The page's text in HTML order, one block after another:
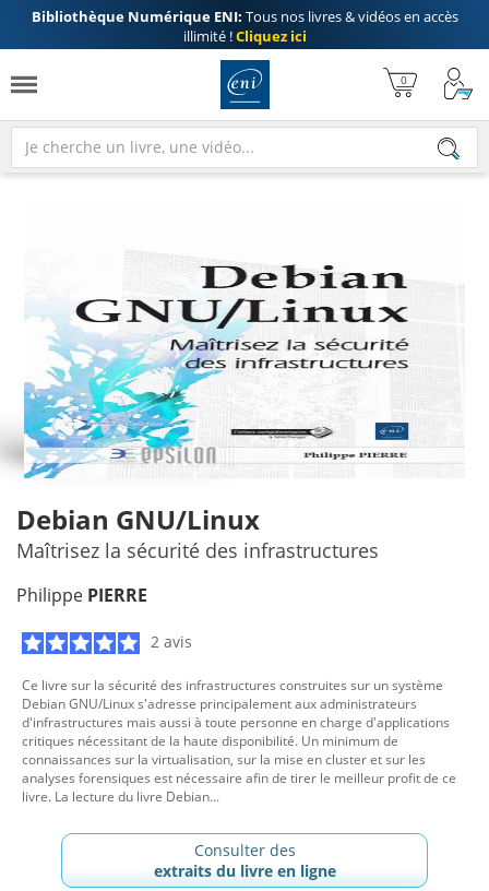
Bibliothèque Numérique ENI: Tous nos livres & vidéos en accès
illimité !Cliquez ici
Debian GNU/Linux
Maîtrisez la sécurité des infrastructures
Philippe PIERRE
2 avis
Ce livre sur la sécurité des infrastructures construites sur un système
Debian GNU/Linux s'adresse principalement aux administrateurs
d'infrastructures mais aussi à toute personne en charge d'applications
critiques nécessitant de la haute disponibilité. Un minimum de
connaissances sur la virtualisation, sur la mise en cluster et sur les
analyses forensiques est nécessaire afin de tirer le meilleur profit de ce
livre. La lecture du livre Debian...
Consulter des
extraits du livre en ligne